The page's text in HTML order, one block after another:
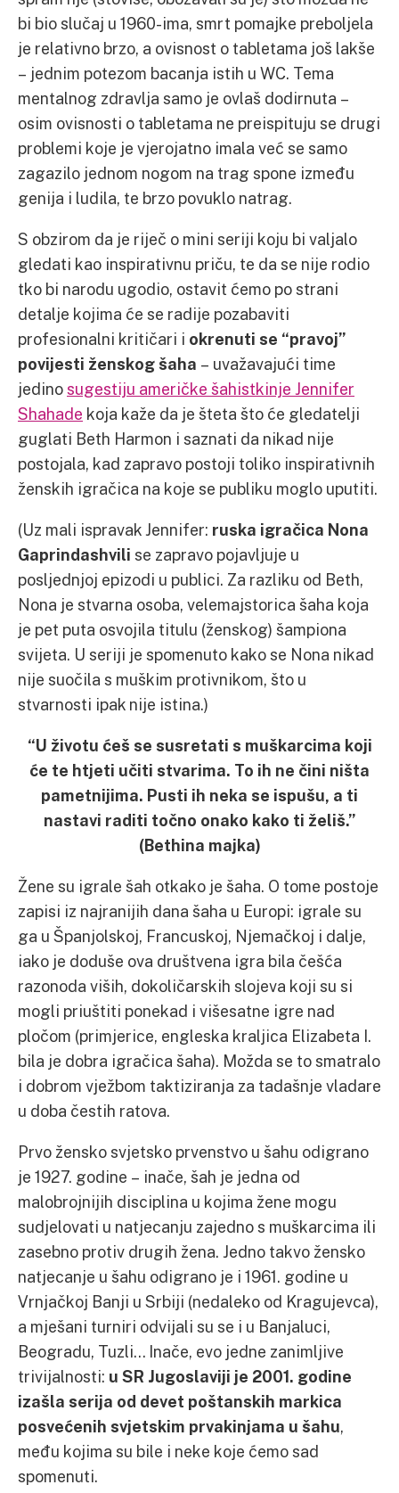
bi bio slučaj u 1960-ima, smrt pomajke preboljela
je relativno brzo, a ovisnost o tabletama još lakše
– jednim potezom bacanja istih u WC. Tema
mentalnog zdravlja samo je ovlaš dodirnuta –
osim ovisnosti o tabletama ne preispituju se drugi
problemi koje je vjerojatno imala već se samo
zagazilo jednom nogom na trag spone između
genija i ludila, te brzo povuklo natrag.
S obzirom da je riječ o mini seriji koju bi valjalo
gledati kao inspirativnu priču, te da se nije rodio
tko bi narodu ugodio, ostavit ćemo po strani
detalje kojima će se radije pozabaviti
profesionalni kritičari i okrenuti se “pravoj”
povijesti ženskog šaha – uvažavajući time
jedinosugestiju američke šahistkinje Jennifer
Shahade koja kaže da je šteta što će gledatelji
guglati Beth Harmon i saznati da nikad nije
postojala, kad zapravo postoji toliko inspirativnih
ženskih igračica na koje se publiku moglo uputiti.
(Uz mali ispravak Jennifer: ruska igračica Nona
Gaprindashvili se zapravo pojavljuje u
posljednjoj epizodi u publici. Za razliku od Beth,
Nona je stvarna osoba, velemajstorica šaha koja
je pet puta osvojila titulu (ženskog) šampiona
svijeta. U seriji je spomenuto kako se Nona nikad
nije suočila s muškim protivnikom, što u
stvarnosti ipak nije istina.)
“U životu ćeš se susretati s muškarcima koji
će te htjeti učiti stvarima. To ih ne čini ništa
pametnijima. Pusti ih neka se ispušu, a ti
nastavi raditi točno onako kako ti želiš.”
(Bethina majka)
Žene su igrale šah otkako je šaha. O tome postoje
zapisi iz najranijih dana šaha u Europi: igrale su
ga u Španjolskoj, Francuskoj, Njemačkoj i dalje,
iako je doduše ova društvena igra bila češća
razonoda viših, dokoličarskih slojeva koji su si
mogli priuštiti ponekad i višesatne igre nad
pločom (primjerice, engleska kraljica Elizabeta I.
bila je dobra igračica šaha). Možda se to smatralo
i dobrom vježbom taktiziranja za tadašnje vladare
u doba čestih ratova.
Prvo žensko svjetsko prvenstvo u šahu odigrano
je 1927. godine – inače, šah je jedna od
malobrojnijih disciplina u kojima žene mogu
sudjelovati u natjecanju zajedno s muškarcima ili
zasebno protiv drugih žena. Jedno takvo žensko
natjecanje u šahu odigrano je i 1961. godine u
Vrnjačkoj Banji u Srbiji (nedaleko od Kragujevca),
a mješani turniri odvijali su se i u Banjaluci,
Beogradu, Tuzli… Inače, evo jedne zanimljive
trivijalnosti: u SR Jugoslaviji je 2001. godine
izašla serija od devet poštanskih markica
posvećenih svjetskim prvakinjama u šahu,
među kojima su bile i neke koje ćemo sad
spomenuti.